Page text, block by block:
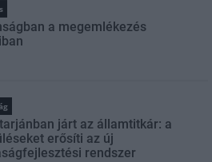
a megemlékezés
járt az államtitkár: a
erősíti az új
rendszer